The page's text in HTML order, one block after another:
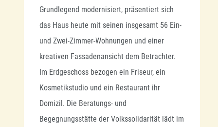
Grundlegend modernisiert, präsentiert sich
das Haus heute mit seinen insgesamt 56 Ein-
und Zwei-Zimmer-Wohnungen und einer
kreativen Fassadenansicht dem Betrachter.
Im Erdgeschoss bezogen ein Friseur, ein
Kosmetikstudio und ein Restaurant ihr
Domizil. Die Beratungs- und
Begegnungsstätte der Volkssolidarität lädt im